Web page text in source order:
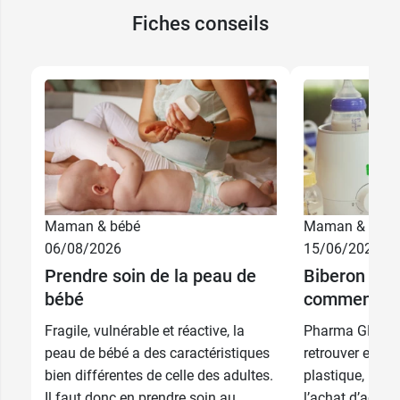
anatomique silicone 2-6
mois MAM Supreme Nuit
Conçue pour les bébés de 2 à 6 mois
Développée avec des orthodontistes et
dentistes pédiatriques
Tétine extra fine et souple
Permet à bébé de fermer la bouche plus
Silicone Skin Soft (94% d'acceptation par les
bébés)
Bouton phosphorescent
Conforme à la norme NF EN 1400
Sans BPA/BPS
12,99 €
Fiches conseils
Maman & bébé
06/08/2026
Prendre soin de la peau de
bébé
Fragile, vulnérable et réactive, la
peau de bébé a des caractéristiques
bien différentes de celle des adultes.
Maman & bébé
15/06/2026
Biberon et
comment
Pharma GDD
retrouver entre
plastique, le